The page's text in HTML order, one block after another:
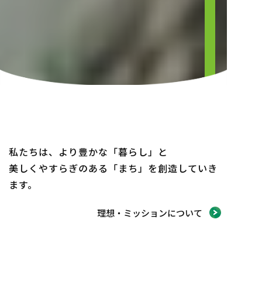
私たちは、より豊かな「暮らし」と
美しくやすらぎのある「まち」を創造していき
ます。
理想・ミッションについて